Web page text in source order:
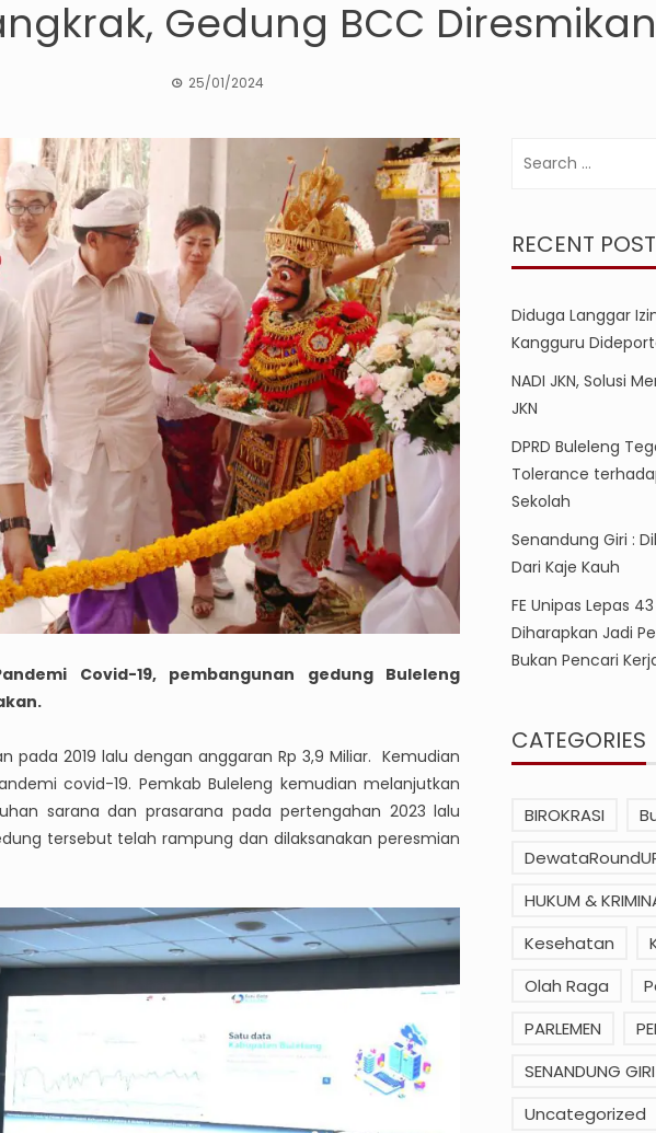
Gedung BCC Diresmikan
25/01/2024
Covid-19, pembangunan gedung Buleleng
pada 2019 lalu dengan anggaran Rp 3,9 Miliar. Kemudian
covid-19. Pemkab Buleleng kemudian melanjutkan
sarana dan prasarana pada pertengahan 2023 lalu
tersebut telah rampung dan dilaksanakan peresmian
RECENT
Diduga Langgar
Kangguru
NADI JKN, Solusi
JKN
DPRD Buleleng
Tolerance
Sekolah
Senandung Giri :
Dari Kaje Kauh
FE Unipas Lepas
Diharapkan Jadi
Bukan Pencari
CATEGORIES
BIROKRASI
HUKUM &
Kesehatan
Olah Raga
PARLEMEN
SENANDUNG GIRI
Uncategorized